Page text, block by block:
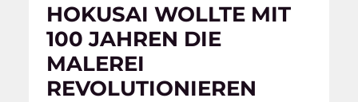
HOKUSAI WOLLTE MIT
100 JAHREN DIE
MALEREI
REVOLUTIONIEREN